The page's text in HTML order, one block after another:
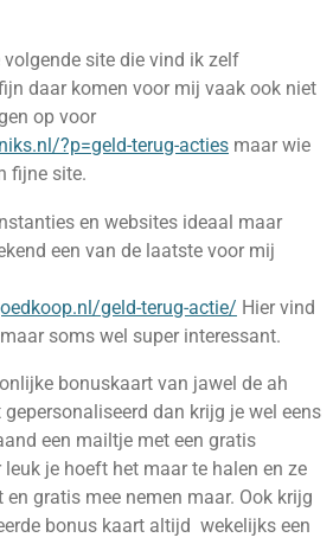
volgende site die vind ik zelf
daar komen voor mij vaak ook niet
op voor
?p=geld-terug-acties maar wie
fijne site.
en websites ideaal maar
een van de laatste voor mij
geld-terug-actie/ Hier vind
soms wel super interessant.
bonuskaart van jawel de ah
dan krijg je wel eens
een mailtje met een gratis
je hoeft het maar te halen en ze
gratis mee nemen maar. Ook krijg
bonus kaart altijd wekelijks een